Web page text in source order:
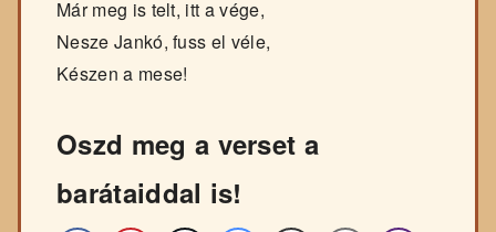
Már meg is telt, itt a vége,
Nesze Jankó, fuss el véle,
Készen a mese!
Oszd meg a verset a
barátaiddal is!